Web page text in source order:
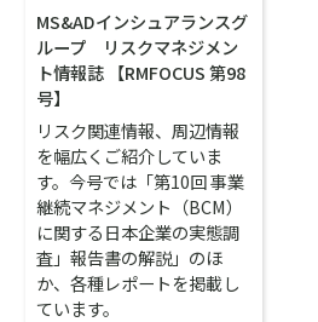
MS&ADインシュアランスグ
ループ リスクマネジメン
ト情報誌 【RMFOCUS 第98
号】
リスク関連情報、周辺情報
を幅広くご紹介していま
す。今号では「第10回 事業
継続マネジメント（BCM）
に関する日本企業の実態調
査」報告書の解説」のほ
か、各種レポートを掲載し
ています。